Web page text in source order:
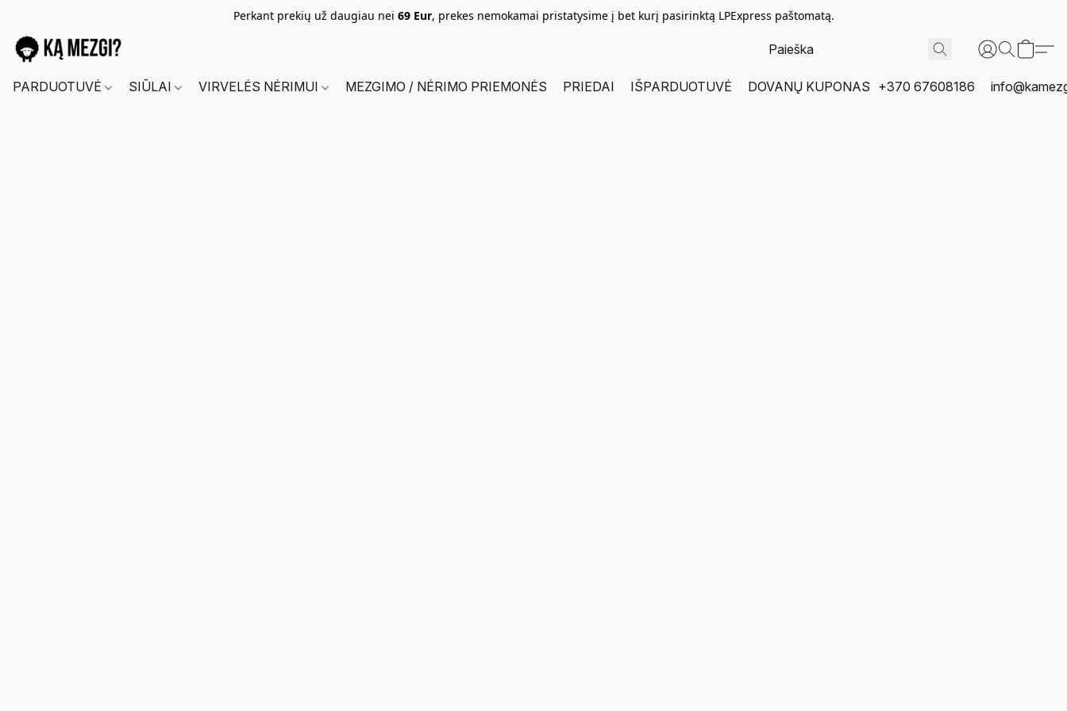
Perkant prekių už daugiau nei 69 Eur, prekes nemokamai pristatysime į bet kurį pasirinktą LPExpress paštomatą.
PARDUOTUVĖ SIŪLAI VIRVELĖS NĖRIMUI MEZGIMO / NĖRIMO PRIEMONĖS PRIEDAI IŠPARDUOTUVĖ DOVANŲ KUPONAS +370 67608186